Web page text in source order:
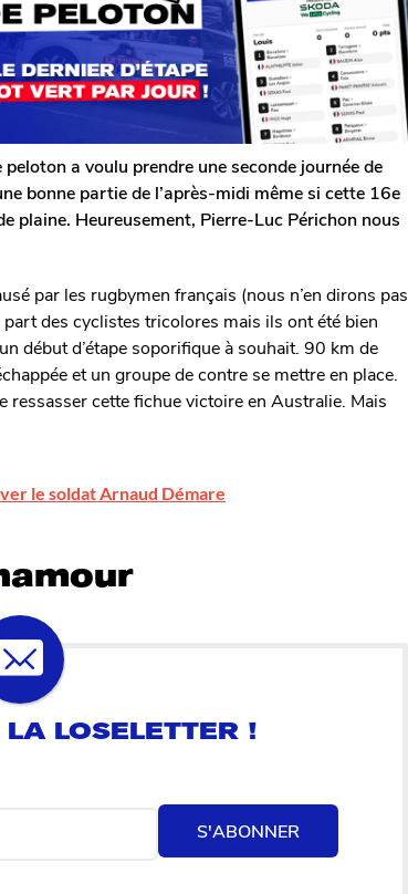
a voulu prendre une seconde journée de
bonne partie de l’après-midi même si cette 16e
plaine. Heureusement, Pierre-Luc Périchon nous
par les rugbymen français (nous n’en dirons pas
des cyclistes tricolores mais ils ont été bien
début d’étape soporifique à souhait. 90 km de
et un groupe de contre se mettre en place.
ressasser cette fichue victoire en Australie. Mais
le soldat Arnaud Démare
S'ABONNER